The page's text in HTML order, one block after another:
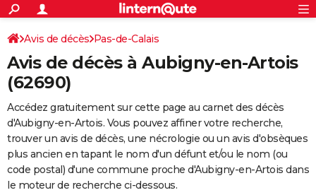
ACTUALITÉS
Politique
Société
Faits Divers
Education
Monde
Villes
+
SPORT
Coupe du monde 2026
Football
Tennis
Cyclisme
Rugby
Forum
FINANCE
Retraite
Impôts
Epargne
Immobilier
Risques naturels par ville
Banque
Assurance
Crédit
Essais
Réserver un essai
Citadines
Berlines
SUV
Forum auto
+
HIGH-TECH
Mobiles
Meilleur smartphone
Internet
Ordinateurs
Jeux vidéo
Guide high-tech
+
BRICOLAGE
S'inscrire
Connexion
Avis de décès Pas-de-Calais
Avis de décès à Aubigny-en-Artois
(62690)
Accédez gratuitement sur cette page au carnet des décès
d'Aubigny-en-Artois. Vous pouvez affiner votre recherche,
trouver un avis de décès, une nécrologie ou un avis d'obsèques
plus ancien en tapant le nom d'un défunt et/ou le nom (ou
code postal) d'une commune proche d'Aubigny-en-Artois dans
le moteur de recherche ci-dessous.